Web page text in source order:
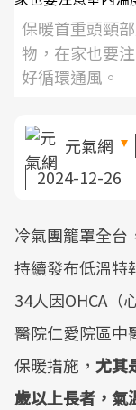
保暖首重頭頸
物，在家也要
好循環通風。
元氣網
2024-12-26
冷氣團籠罩全台
持續發布低溫特
34人因OHCA（
醫院仁愛院區中
保暖措施， 尤其
歲以上長者，氣